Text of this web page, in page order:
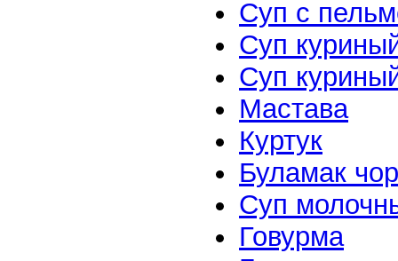
Суп с
Суп
Суп
Мастава
Куртук
Буламак
Суп
Говурма